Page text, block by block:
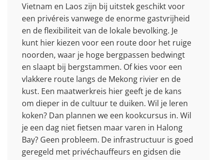
Vietnam en Laos zijn bij uitstek geschikt voor
een privéreis vanwege de enorme gastvrijheid
en de flexibiliteit van de lokale bevolking. Je
kunt hier kiezen voor een route door het ruige
noorden, waar je hoge bergpassen bedwingt
en slaapt bij bergstammen. Of kies voor een
vlakkere route langs de Mekong rivier en de
kust. Een maatwerkreis hier geeft je de kans
om dieper in de cultuur te duiken. Wil je leren
koken? Dan plannen we een kookcursus in. Wil
je een dag niet fietsen maar varen in Halong
Bay? Geen probleem. De infrastructuur is goed
geregeld met privéchauffeurs en gidsen die